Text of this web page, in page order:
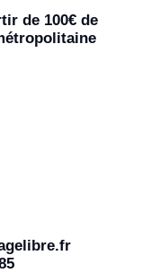
de 100€ de